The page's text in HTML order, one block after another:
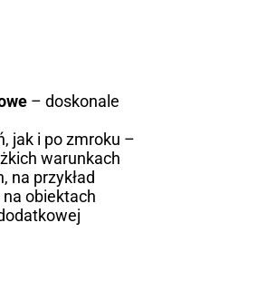
– doskonale
jak i po zmroku –
warunkach
na przykład
na obiektach